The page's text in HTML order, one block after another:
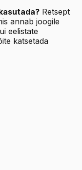
Retsept
annab joogile
eelistate
katsetada